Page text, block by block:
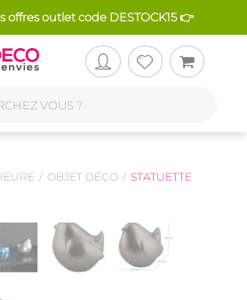
offres outlet code DESTOCK15 👉
OBJET DÉCO
STATUETTE